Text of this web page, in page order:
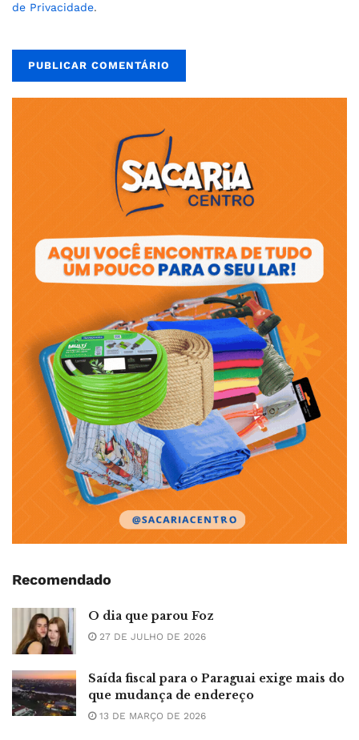
de Privacidade.
Recomendado
O dia que parou Foz
27 DE JULHO DE 2026
Saída fiscal para o Paraguai exige mais do
que mudança de endereço
13 DE MARÇO DE 2026